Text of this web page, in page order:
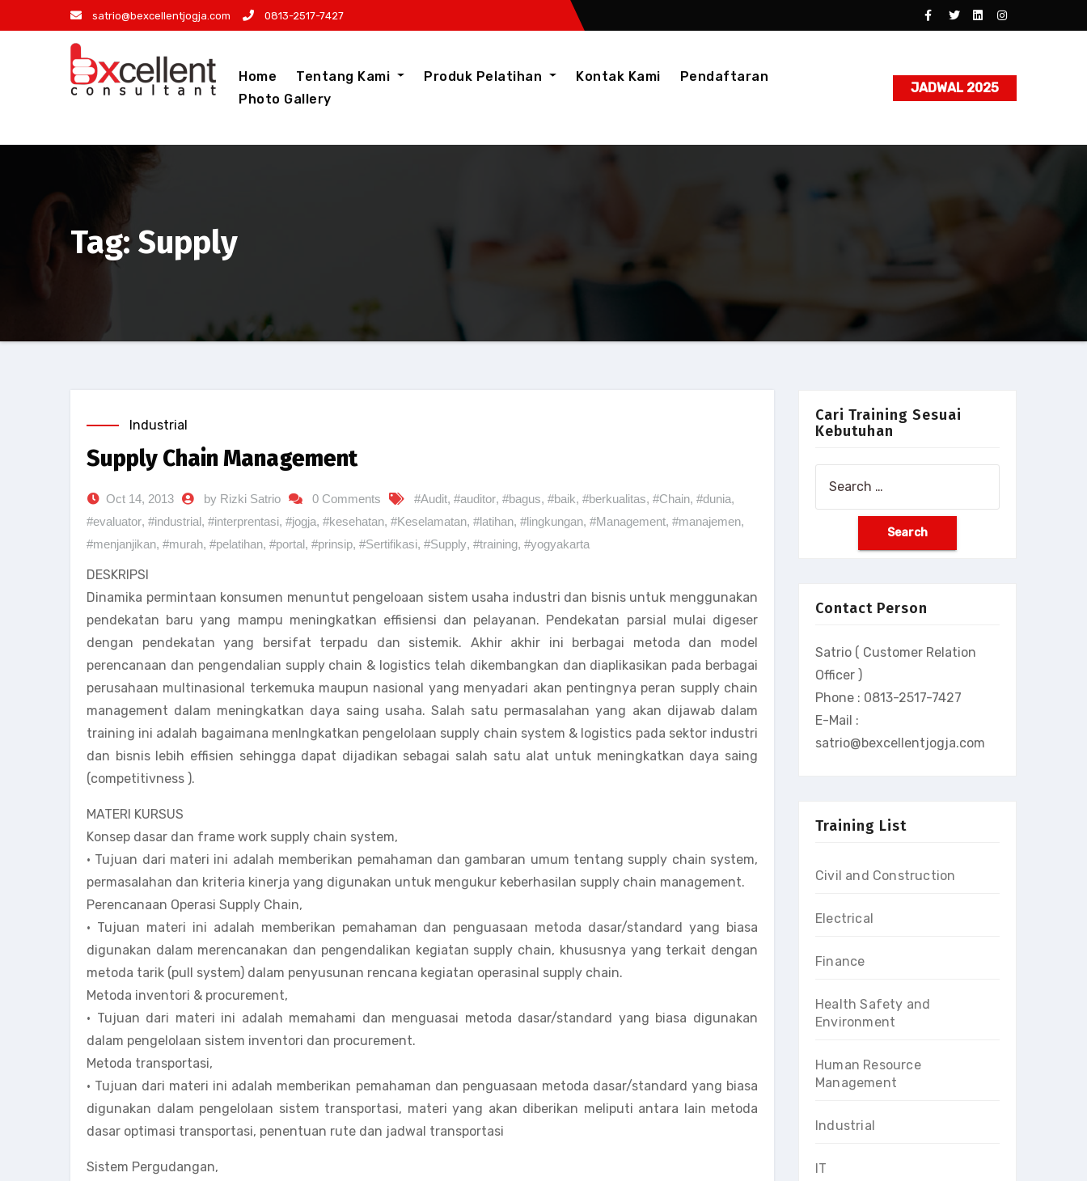
to
satrio@bexcellentjogja.com 0813-2517-7427
Home Tentang Kami Produk Pelatihan Kontak Kami
Pendaftaran
Photo Gallery
JADWAL 2025
Tag: Supply
Industrial
Supply Chain Management
Oct 14, 2013 by Rizki Satrio 0 Comments #Audit, #auditor, #bagus, #baik, #berkualitas, #Chain, #dunia,
#evaluator, #industrial, #interprentasi, #jogja, #kesehatan, #Keselamatan, #latihan, #lingkungan, #Management, #manajemen,
#menjanjikan, #murah, #pelatihan, #portal, #prinsip, #Sertifikasi, #Supply, #training, #yogyakarta
DESKRIPSI
Dinamika permintaan konsumen menuntut pengeloaan sistem usaha industri dan bisnis untuk menggunakan
pendekatan baru yang mampu meningkatkan effisiensi dan pelayanan. Pendekatan parsial mulai digeser
dengan pendekatan yang bersifat terpadu dan sistemik. Akhir akhir ini berbagai metoda dan model
perencanaan dan pengendalian supply chain & logistics telah dikembangkan dan diaplikasikan pada berbagai
perusahaan multinasional terkemuka maupun nasional yang menyadari akan pentingnya peran supply chain
management dalam meningkatkan daya saing usaha. Salah satu permasalahan yang akan dijawab dalam
training ini adalah bagaimana menIngkatkan pengelolaan supply chain system & logistics pada sektor industri
dan bisnis lebih effisien sehingga dapat dijadikan sebagai salah satu alat untuk meningkatkan daya saing
(competitivness ).
MATERI KURSUS
Konsep dasar dan frame work supply chain system,
• Tujuan dari materi ini adalah memberikan pemahaman dan gambaran umum tentang supply chain system,
permasalahan dan kriteria kinerja yang digunakan untuk mengukur keberhasilan supply chain management.
Perencanaan Operasi Supply Chain,
• Tujuan materi ini adalah memberikan pemahaman dan penguasaan metoda dasar/standard yang biasa
digunakan dalam merencanakan dan pengendalikan kegiatan supply chain, khususnya yang terkait dengan
metoda tarik (pull system) dalam penyusunan rencana kegiatan operasinal supply chain.
Metoda inventori & procurement,
• Tujuan dari materi ini adalah memahami dan menguasai metoda dasar/standard yang biasa digunakan
dalam pengelolaan sistem inventori dan procurement.
Metoda transportasi,
• Tujuan dari materi ini adalah memberikan pemahaman dan penguasaan metoda dasar/standard yang biasa
digunakan dalam pengelolaan sistem transportasi, materi yang akan diberikan meliputi antara lain metoda
dasar optimasi transportasi, penentuan rute dan jadwal transportasi
Sistem Pergudangan,
Cari Training Sesuai
Kebutuhan
Contact Person
Satrio ( Customer Relation
Officer )
Phone : 0813-2517-7427
E-Mail :
satrio@bexcellentjogja.com
Training List
Civil and Construction
Electrical
Finance
Health Safety and
Environment
Human Resource
Management
Industrial
IT